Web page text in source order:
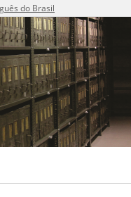
do Brasil
do Arquivo Público do